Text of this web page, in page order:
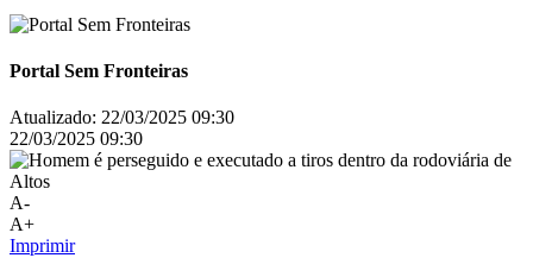
Portal Sem Fronteiras
Atualizado: 22/03/2025 09:30
22/03/2025 09:30
A-
A+
Imprimir